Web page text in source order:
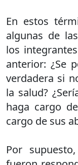
En estos
algunas de
los
anterior: ¿Se
verdadera si
la salud?
haga cargo
cargo de sus
Por